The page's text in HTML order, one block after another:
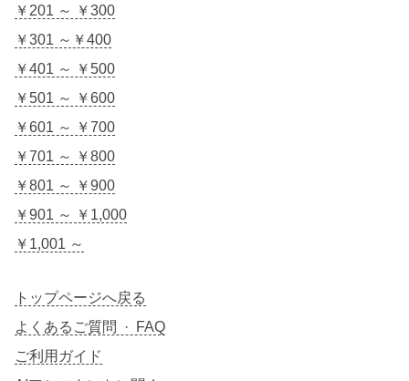
￥201 ～ ￥300
￥301 ～￥400
￥401 ～ ￥500
￥501 ～ ￥600
￥601 ～ ￥700
￥701 ～ ￥800
￥801 ～ ￥900
￥901 ～ ￥1,000
￥1,001 ～
トップページへ戻る
よくあるご質問 · FAQ
ご利用ガイド